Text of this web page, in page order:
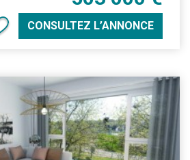
CONSULTEZ L’ANNONCE